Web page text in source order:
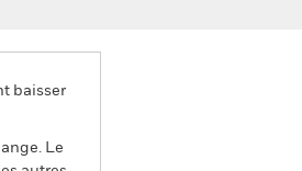
baisser
Le